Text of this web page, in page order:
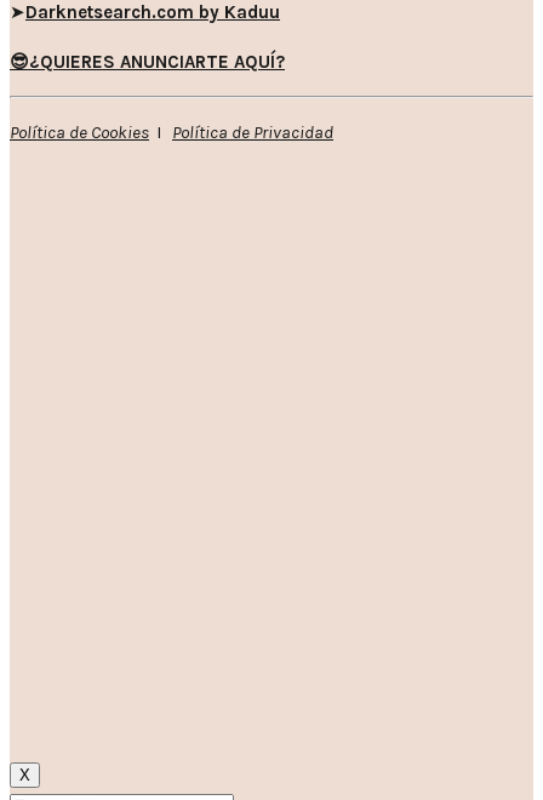
➤Darknetsearch.com by Kaduu
😎¿QUIERES ANUNCIARTE AQUÍ?
Política de Cookies I Política de Privacidad
X